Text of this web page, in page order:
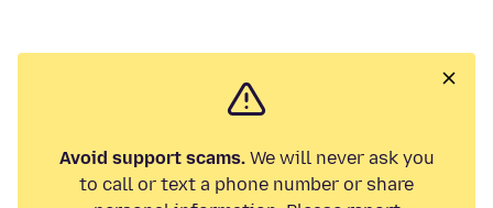
Avoid support scams.We will never ask you
to call or text a phone number or share